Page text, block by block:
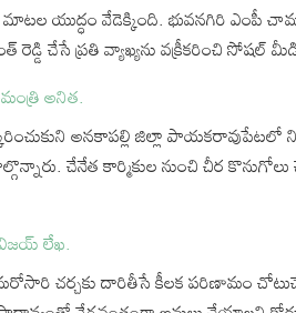
యుద్ధం వేడెక్కింది. భువనగిరి ఎంపీ
రెడ్డి చేసే ప్రతి వ్యాఖ్యను వక్రీకరించి సోషల్
అనిత.
అనకాపల్లి జిల్లా పాయకరావుపేటలో
చేనేత కార్మికుల నుంచి చీర
లేఖ.
చర్చకు దారితీసే కీలక పరిణామం